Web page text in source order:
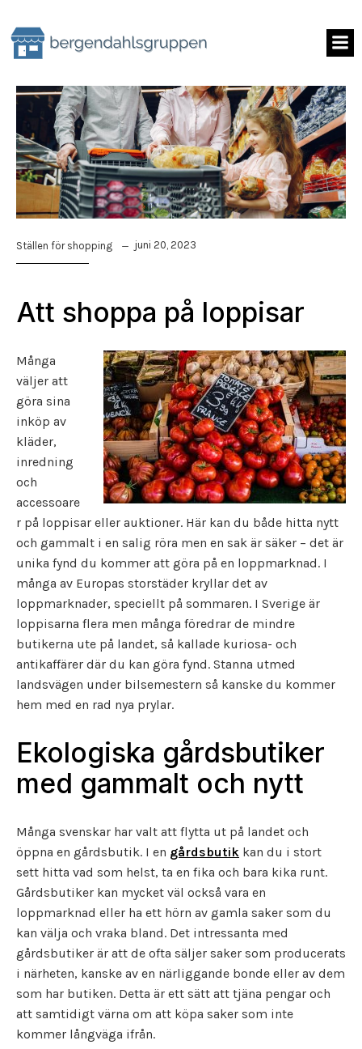
content
Ställen för shopping juni 20, 2023
Att shoppa på loppisar
Många
väljer att
göra sina
inköp av
kläder,
inredning
och
accessoare
r på loppisar eller auktioner. Här kan du både hitta nytt
och gammalt i en salig röra men en sak är säker – det är
unika fynd du kommer att göra på en loppmarknad. I
många av Europas storstäder kryllar det av
loppmarknader, speciellt på sommaren. I Sverige är
loppisarna flera men många föredrar de mindre
butikerna ute på landet, så kallade kuriosa- och
antikaffärer där du kan göra fynd. Stanna utmed
landsvägen under bilsemestern så kanske du kommer
hem med en rad nya prylar.
Ekologiska gårdsbutiker
med gammalt och nytt
Många svenskar har valt att flytta ut på landet och
öppna en gårdsbutik. I en gårdsbutik kan du i stort
sett hitta vad som helst, ta en fika och bara kika runt.
Gårdsbutiker kan mycket väl också vara en
loppmarknad eller ha ett hörn av gamla saker som du
kan välja och vraka bland. Det intressanta med
gårdsbutiker är att de ofta säljer saker som producerats
i närheten, kanske av en närliggande bonde eller av dem
som har butiken. Detta är ett sätt att tjäna pengar och
att samtidigt värna om att köpa saker som inte
kommer långväga ifrån.